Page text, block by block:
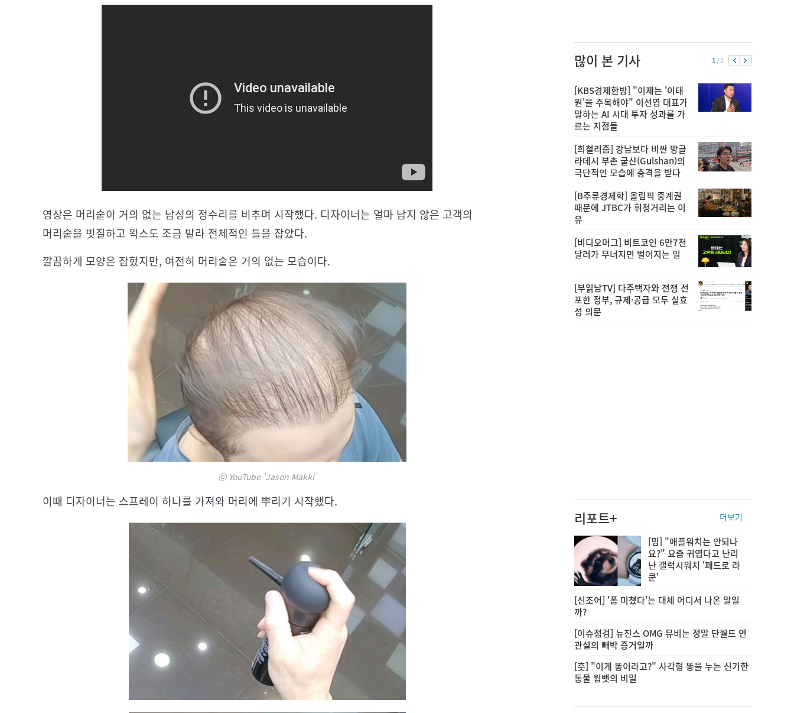
영상은 머리숱이 거의 없는 남성의 정수리를 비추며 시작했다. 디자이너는 얼마 남지 않은 고객의
머리숱을 빗질하고 왁스도 조금 발라 전체적인 틀을 잡았다.
깔끔하게 모양은 잡혔지만, 여전히 머리숱은 거의 없는 모습이다.
ⓒ YouTube 'Jason Makki'
이때 디자이너는 스프레이 하나를 가져와 머리에 뿌리기 시작했다.
많이 본 기사 1/ 2
[KBS경제한방] "이제는 '이태
원'을 주목해야" 이선엽 대표가
말하는 AI 시대 투자 성과를 가
르는 지점들
[희철리즘] 강남보다 비싼 방글
라데시 부촌 굴샨(Gulshan)의
극단적인 모습에 충격을 받다
[B주류경제학] 올림픽 중계권
때문에 JTBC가 휘청거리는 이
유
[비디오머그] 비트코인 6만7천
달러가 무너지면 벌어지는 일
[부읽남TV] 다주택자와 전쟁 선
포한 정부, 규제·공급 모두 실효
성 의문
리포트+ 더보기
[밈] "애플워치는 안되나
요?" 요즘 귀엽다고 난리
난 갤럭시워치 '페드로 라
쿤'
[신조어] '폼 미쳤다'는 대체 어디서 나온 말일
까?
[이슈점검] 뉴진스 OMG 뮤비는 정말 단월드 연
관설의 빼박 증거일까
[훗] "이게 똥이라고?" 사각형 똥을 누는 신기한
동물 웜뱃의 비밀